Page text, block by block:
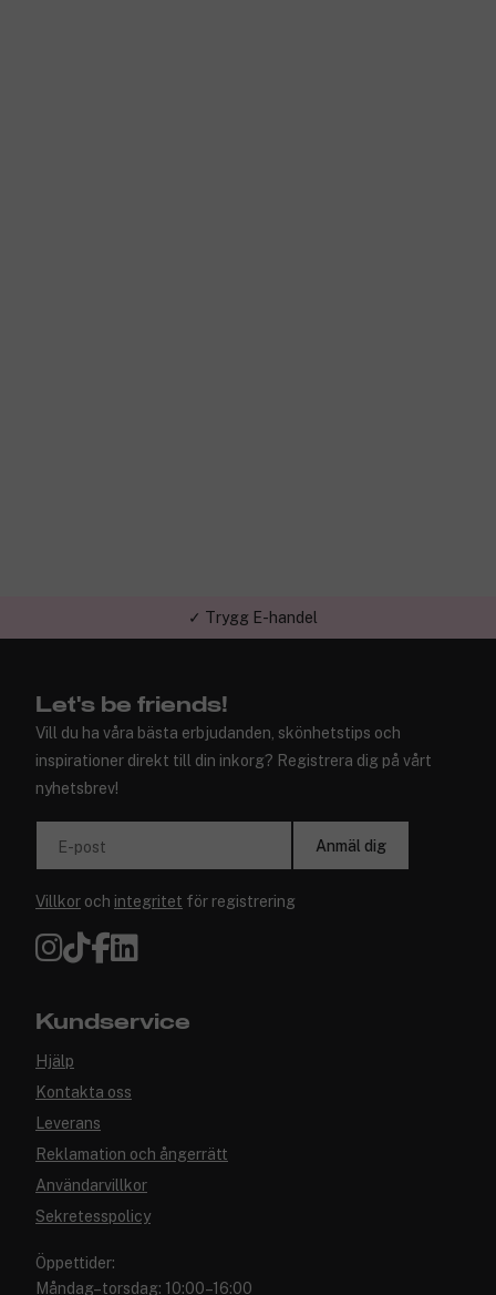
✓ Över 1,5 miljon kunder – Trustpilot 4,7 av 5
Let's be friends!
Vill du ha våra bästa erbjudanden, skönhetstips och
inspirationer direkt till din inkorg? Registrera dig på vårt
nyhetsbrev!
E-post Anmäl dig
Villkor och integritet för registrering
Kundservice
Hjälp
Kontakta oss
Leverans
Reklamation och ångerrätt
Användarvillkor
Sekretesspolicy
Öppettider:
Måndag–torsdag: 10:00–16:00